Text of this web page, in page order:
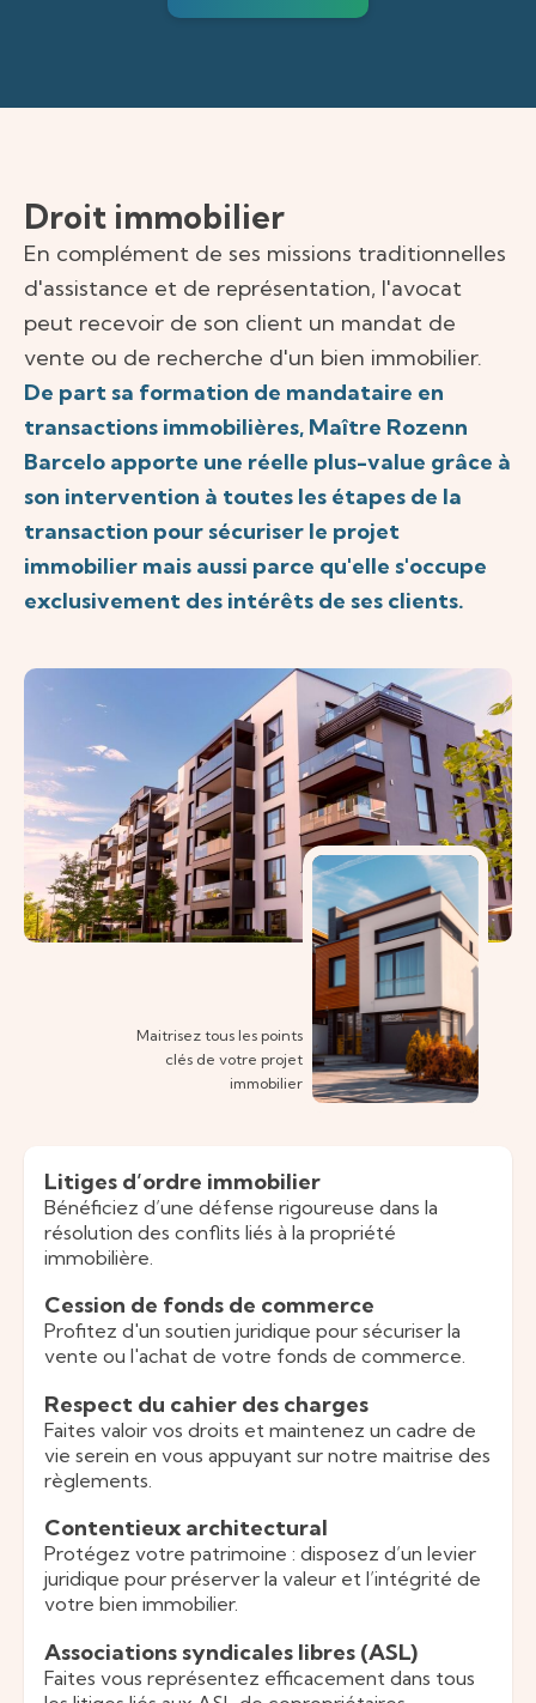
Droit immobilier
En complément de ses missions traditionnelles
d'assistance et de représentation, l'avocat
peut recevoir de son client un mandat de
vente ou de recherche d'un bien immobilier.
De part sa formation de mandataire en
transactions immobilières, Maître Rozenn
Barcelo apporte une réelle plus-value grâce à
son intervention à toutes les étapes de la
transaction pour sécuriser le projet
immobilier mais aussi parce qu'elle s'occupe
exclusivement des intérêts de ses clients.
Maitrisez tous les points
clés de votre projet
immobilier
Litiges d’ordre immobilier
Bénéficiez d’une défense rigoureuse dans la
résolution des conflits liés à la propriété
immobilière.
Cession de fonds de commerce
Profitez d'un soutien juridique pour sécuriser la
vente ou l'achat de votre fonds de commerce.
Respect du cahier des charges
Faites valoir vos droits et maintenez un cadre de
vie serein en vous appuyant sur notre maitrise des
règlements.
Contentieux architectural
Protégez votre patrimoine : disposez d’un levier
juridique pour préserver la valeur et l’intégrité de
votre bien immobilier.
Associations syndicales libres (ASL)
Faites vous représentez efficacement dans tous